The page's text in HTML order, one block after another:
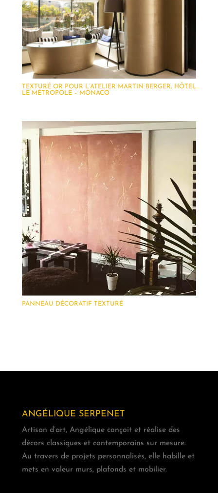
TEXTURÉ OR POUR L’ATELIER MARTIN BERGER, HÔTEL
LE MÉTROPOLE – MONACO
PANNEAU DÉCORATIF TEXTURÉ
ANGÉLIQUE SERPENET
Artisan d’art, Angélique conçoit et réalise des
décors classiques et contemporains sur mesure.
Au travers de projets personnalisés, elle habille et
mets en valeur murs, plafonds et mobilier.